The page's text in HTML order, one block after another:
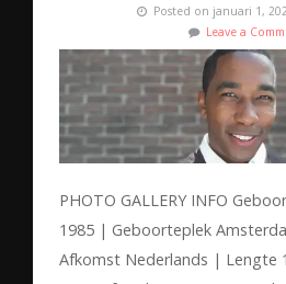
Posted on januari 1,
Leave a
PHOTO GALLERY INFO
1985 | Geboorteplek
Afkomst Nederlands | Lengte